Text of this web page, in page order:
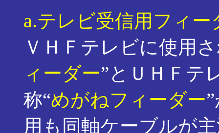
a.テレビ受信用フィー
ＶＨＦテレビに使用
ィーダー”とＵＨＦテ
称“めがねフィーダー
用も同軸ケーブルが